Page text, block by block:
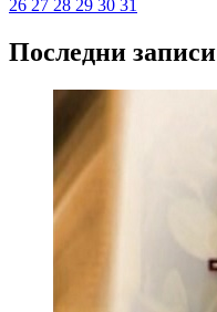
26 27 28 29 30 31
Последни записи